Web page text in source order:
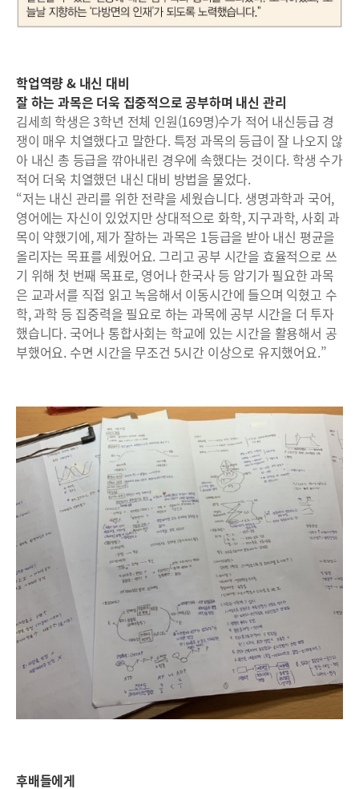
학업역량 & 내신 대비
잘 하는 과목은 더욱 집중적으로 공부하며 내신 관리
김세희 학생은 3학년 전체 인원(169명)수가 적어 내신등급 경
쟁이 매우 치열했다고 말한다. 특정 과목의 등급이 잘 나오지 않
아 내신 총 등급을 깎아내린 경우에 속했다는 것이다. 학생 수가
적어 더욱 치열했던 내신 대비 방법을 물었다.
“저는 내신 관리를 위한 전략을 세웠습니다. 생명과학과 국어,
영어에는 자신이 있었지만 상대적으로 화학, 지구과학, 사회 과
목이 약했기에, 제가 잘하는 과목은 1등급을 받아 내신 평균을
올리자는 목표를 세웠어요. 그리고 공부 시간을 효율적으로 쓰
기 위해 첫 번째 목표로, 영어나 한국사 등 암기가 필요한 과목
은 교과서를 직접 읽고 녹음해서 이동시간에 들으며 익혔고 수
학, 과학 등 집중력을 필요로 하는 과목에 공부 시간을 더 투자
했습니다. 국어나 통합사회는 학교에 있는 시간을 활용해서 공
부했어요. 수면 시간을 무조건 5시간 이상으로 유지했어요.”
후배들에게